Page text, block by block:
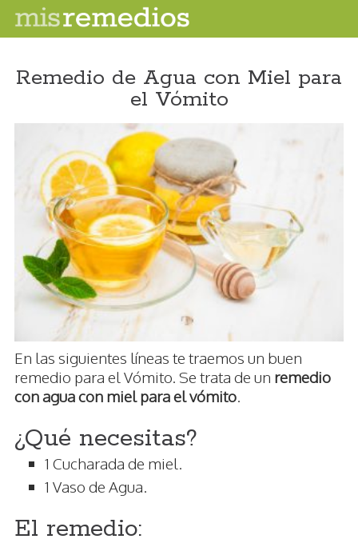
Remedio de Agua con Miel para
el Vómito
En las siguientes líneas te traemos un buen
remedio para el Vómito. Se trata de un remedio
con agua con miel para el vómito.
¿Qué necesitas?
1 Cucharada de miel.
1 Vaso de Agua.
El remedio: